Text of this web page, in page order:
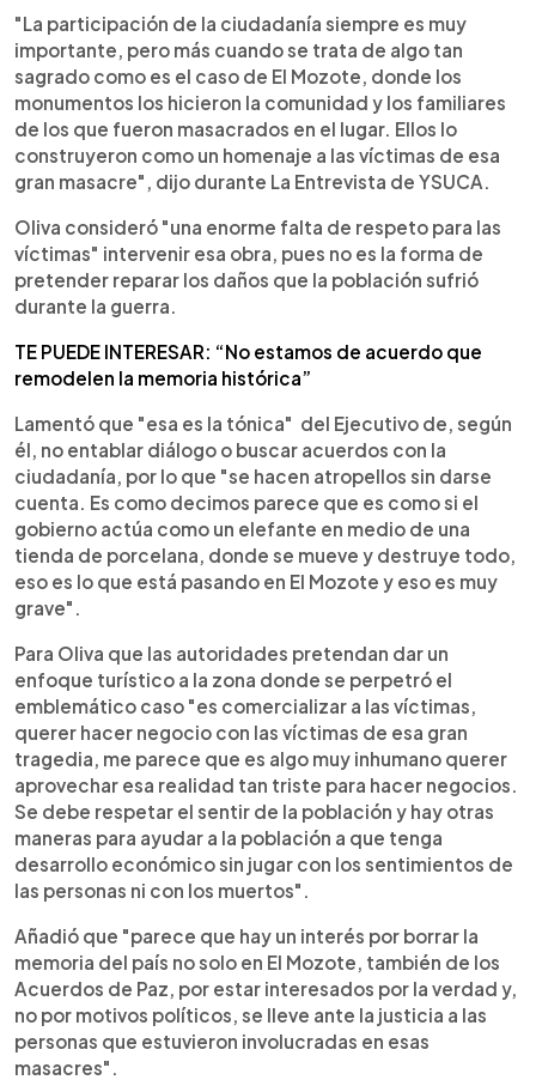
"La participación de la ciudadanía siempre es muy
importante, pero más cuando se trata de algo tan
sagrado como es el caso de El Mozote, donde los
monumentos los hicieron la comunidad y los familiares
de los que fueron masacrados en el lugar. Ellos lo
construyeron como un homenaje a las víctimas de esa
gran masacre", dijo durante La Entrevista de YSUCA.
Oliva consideró "una enorme falta de respeto para las
víctimas" intervenir esa obra, pues no es la forma de
pretender reparar los daños que la población sufrió
durante la guerra.
TE PUEDE INTERESAR: “No estamos de acuerdo que
remodelen la memoria histórica”
Lamentó que "esa es la tónica" del Ejecutivo de, según
él, no entablar diálogo o buscar acuerdos con la
ciudadanía, por lo que "se hacen atropellos sin darse
cuenta. Es como decimos parece que es como si el
gobierno actúa como un elefante en medio de una
tienda de porcelana, donde se mueve y destruye todo,
eso es lo que está pasando en El Mozote y eso es muy
grave".
Para Oliva que las autoridades pretendan dar un
enfoque turístico a la zona donde se perpetró el
emblemático caso "es comercializar a las víctimas,
querer hacer negocio con las víctimas de esa gran
tragedia, me parece que es algo muy inhumano querer
aprovechar esa realidad tan triste para hacer negocios.
Se debe respetar el sentir de la población y hay otras
maneras para ayudar a la población a que tenga
desarrollo económico sin jugar con los sentimientos de
las personas ni con los muertos".
Añadió que "parece que hay un interés por borrar la
memoria del país no solo en El Mozote, también de los
Acuerdos de Paz, por estar interesados por la verdad y,
no por motivos políticos, se lleve ante la justicia a las
personas que estuvieron involucradas en esas
masacres".